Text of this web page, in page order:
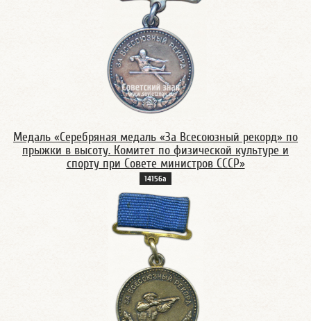
Медаль «Серебряная медаль «За Всесоюзный рекорд» по
прыжки в высоту. Комитет по физической культуре и
спорту при Совете министров СССР»
14156а